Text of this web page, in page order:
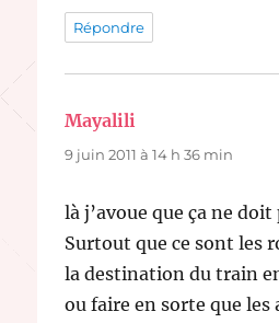
Répondre
Mayalili
9 juin 2011 à 14 h 36 min
là j’avoue que ça ne
Surtout que ce sont les
la destination du train
ou faire en sorte que les